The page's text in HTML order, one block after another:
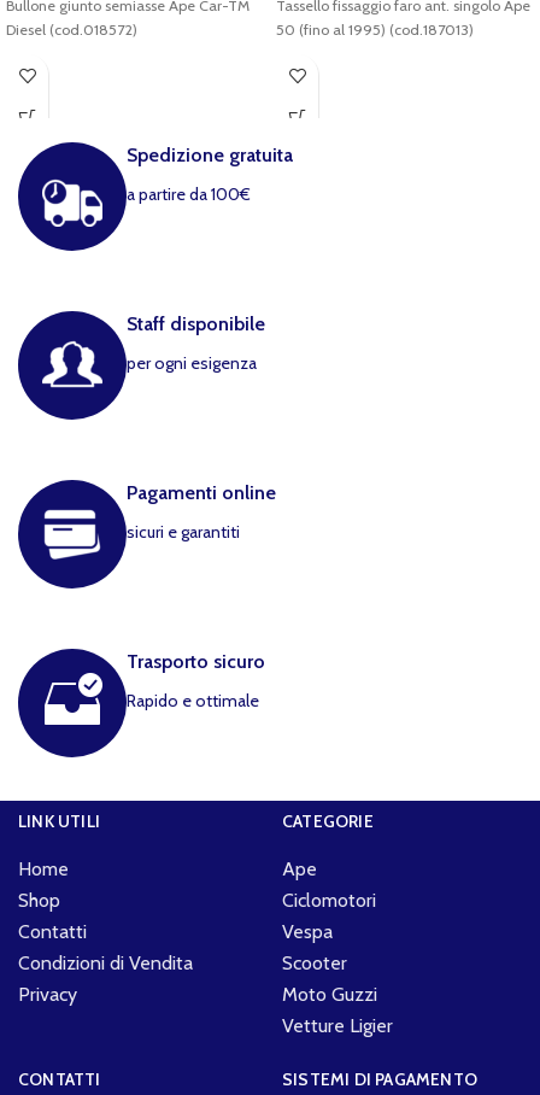
Bullone giunto semiasse Ape Car-TM
Diesel (cod.018572)
Tassello fissaggio faro ant. singolo Ape
50 (fino al 1995) (cod.187013)
Spedizione gratuita
a partire da 100€
Staff disponibile
per ogni esigenza
Pagamenti online
sicuri e garantiti
Trasporto sicuro
Rapido e ottimale
LINK UTILI
Home
Shop
Contatti
Condizioni di Vendita
Privacy
CATEGORIE
Ape
Ciclomotori
Vespa
Scooter
Moto Guzzi
Vetture Ligier
CONTATTI SISTEMI DI PAGAMENTO